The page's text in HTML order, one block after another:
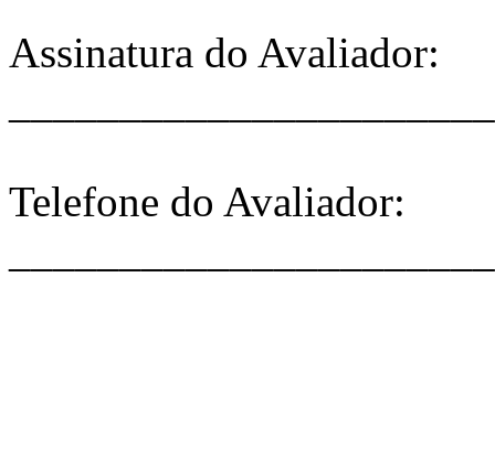
Assinatura do Avaliador:
Telefone do Avaliador: